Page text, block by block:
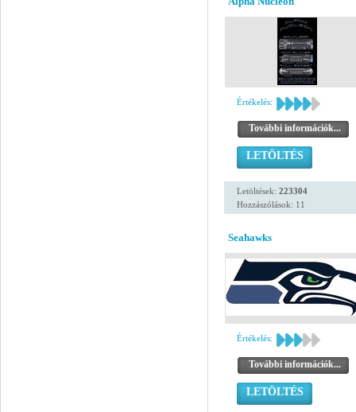
Értékelés:
További információk...
LETÖLTÉS
Letöltések: 223304
Hozzászólások: 11
Seahawks
Értékelés:
További információk...
LETÖLTÉS